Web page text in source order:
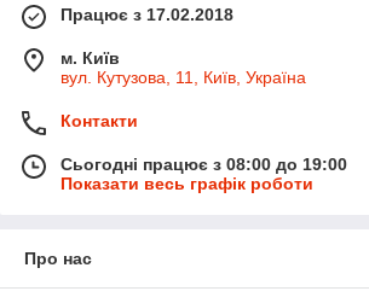
Працює з 17.02.2018
м. Київ
вул. Кутузова, 11, Київ, Україна
Контакти
Сьогодні працює з 08:00 до 19:00
Показати весь графік роботи
Про нас